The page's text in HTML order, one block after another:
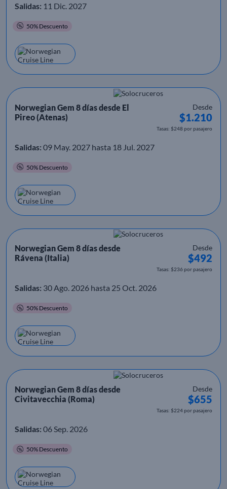
Salidas: 11 Dic. 2027
50% Descuento
Norwegian Gem 8 días desde El
Pireo (Atenas)
Desde
$1.210
Tasas: $248 por pasajero
Salidas: 09 May. 2027 hasta 18 Jul. 2027
50% Descuento
Norwegian Gem 8 días desde
Rávena (Italia)
Desde
$492
Tasas: $236 por pasajero
Salidas: 30 Ago. 2026 hasta 25 Oct. 2026
50% Descuento
Norwegian Gem 8 días desde
Civitavecchia (Roma)
Desde
$655
Tasas: $224 por pasajero
Salidas: 06 Sep. 2026
50% Descuento